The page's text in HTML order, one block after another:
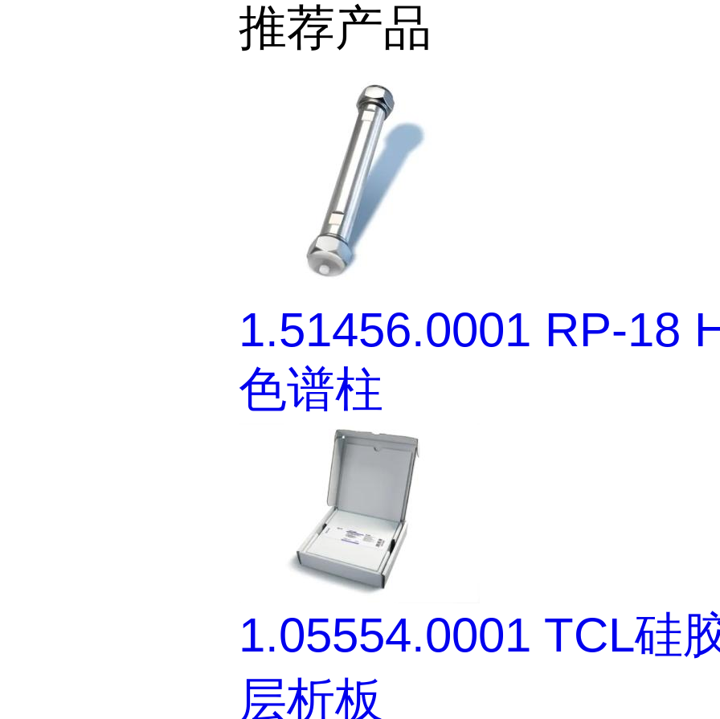
推荐产品
1.51456.0001 RP-18
色谱柱
1.05554.0001 TCL硅
层析板